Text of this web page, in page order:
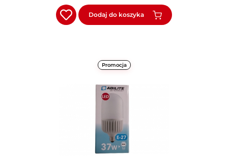
Dodaj do koszyka
Promocja